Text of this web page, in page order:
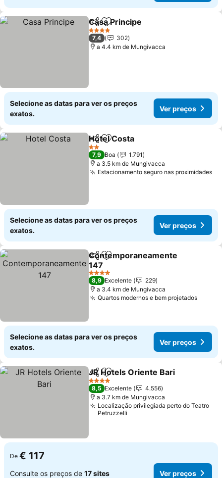
PartilharAdicionar aos favoritos
Casa Principe
4 Estrelas
7,4
302
a 4.4 km de Mungivacca
Selecione as datas para ver os preços
exatos.
Ver preços
PartilharAdicionar aos favoritos
Hotel Costa
2 Estrelas
7,9 Boa
1.791
a 3.5 km de Mungivacca
Estacionamento seguro nas proximidades
Selecione as datas para ver os preços
exatos.
Ver preços
PartilharAdicionar aos favoritos
Contemporaneamente
147
Ver preços
4 Estrelas
8,9 Excelente
229
a 3.4 km de Mungivacca
Quartos modernos e bem projetadosVer
Selecione as datas para ver os preços
exatos.
Ver preços
PartilharAdicionar aos favoritos
JR Hotels Oriente Bari
4 Estrelas
8,5 Excelente
4.556
a 3.7 km de Mungivacca
Localização privilegiada perto do Teatro
Petruzzelli
De € 117
Consulte os preços de 17 sites Ver preços